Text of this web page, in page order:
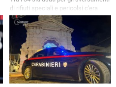
di rifiuti speciali e pericolsi c'era
anche un capannone in disuso nelle
campagne della città